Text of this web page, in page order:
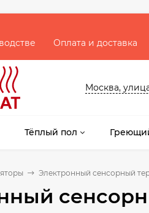
Оплата и доставка
Москва,
Тёплый пол
Электронный сенсорный